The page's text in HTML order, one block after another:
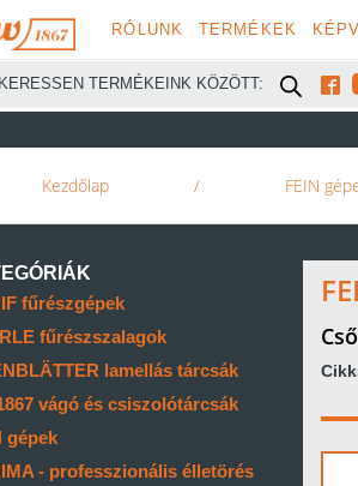
RÓLUNK TERMÉKEK
KERESSEN TERMÉKEINK KÖZÖTT: 
Kezdőlap / FEIN
fűrészgépek
fűrészszalagok
lamellás tárcsák
vágó és csiszolótárcsák
gépek
- professzionális élletörés